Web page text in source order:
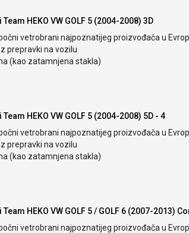
HEKO VW GOLF 5 (2004-2008) 3D
vetrobrani najpoznatijeg proizvođača u
prepravki na vozilu
(kao zatamnjena stakla)
HEKO VW GOLF 5 (2004-2008) 5D - 4
vetrobrani najpoznatijeg proizvođača u
prepravki na vozilu
(kao zatamnjena stakla)
HEKO VW GOLF 5 / GOLF 6 (2007-2013)
vetrobrani najpoznatijeg proizvođača u